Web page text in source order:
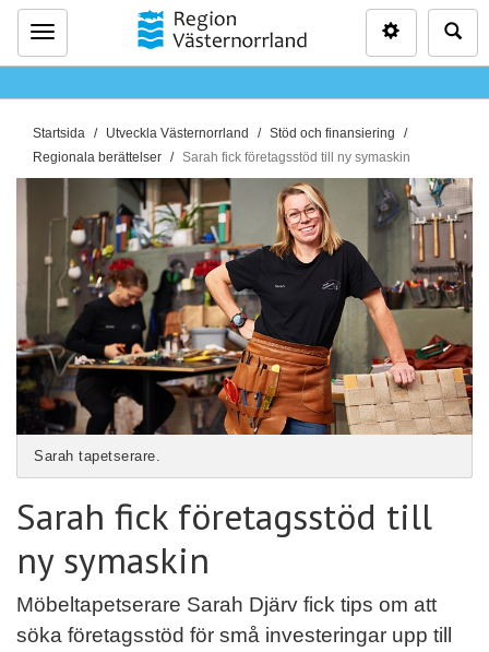
Meny
D
u
ä
ä
Startsida Utveckla Västernorrland
Stöd och finansiering
Regionala berättelser
Sarah fick företagsstöd till ny symaskin
Sarah tapetserare.
Sarah fick företagsstöd till
ny symaskin
Möbeltapetserare Sarah Djärv fick tips om att
söka företagsstöd för små investeringar upp till